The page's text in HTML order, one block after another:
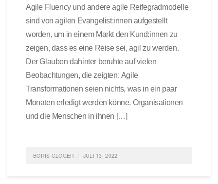
Agile Fluency und andere agile Reifegradmodelle
sind von agilen Evangelist:innen aufgestellt
worden, um in einem Markt den Kund:innen zu
zeigen, dass es eine Reise sei, agil zu werden.
Der Glauben dahinter beruhte auf vielen
Beobachtungen, die zeigten: Agile
Transformationen seien nichts, was in ein paar
Monaten erledigt werden könne. Organisationen
und die Menschen in ihnen […]
BORIS GLOGER JULI 13, 2022